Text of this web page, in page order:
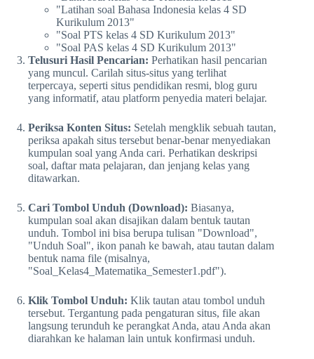
"Latihan soal Bahasa Indonesia kelas 4 SD
Kurikulum 2013"
"Soal PTS kelas 4 SD Kurikulum 2013"
"Soal PAS kelas 4 SD Kurikulum 2013"
Telusuri Hasil Pencarian: Perhatikan hasil pencarian
yang muncul. Carilah situs-situs yang terlihat
terpercaya, seperti situs pendidikan resmi, blog guru
yang informatif, atau platform penyedia materi belajar.
Periksa Konten Situs: Setelah mengklik sebuah tautan,
periksa apakah situs tersebut benar-benar menyediakan
kumpulan soal yang Anda cari. Perhatikan deskripsi
soal, daftar mata pelajaran, dan jenjang kelas yang
ditawarkan.
Cari Tombol Unduh (Download): Biasanya,
kumpulan soal akan disajikan dalam bentuk tautan
unduh. Tombol ini bisa berupa tulisan "Download",
"Unduh Soal", ikon panah ke bawah, atau tautan dalam
bentuk nama file (misalnya,
"Soal_Kelas4_Matematika_Semester1.pdf").
Klik Tombol Unduh: Klik tautan atau tombol unduh
tersebut. Tergantung pada pengaturan situs, file akan
langsung terunduh ke perangkat Anda, atau Anda akan
diarahkan ke halaman lain untuk konfirmasi unduh.